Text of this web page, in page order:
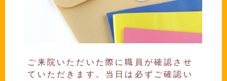
ご来院いただいた際に職員が確認させ
ていただきます。当日は必ずご確認い